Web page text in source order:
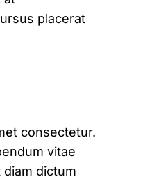
placerat
consectetur.
vitae
dictum